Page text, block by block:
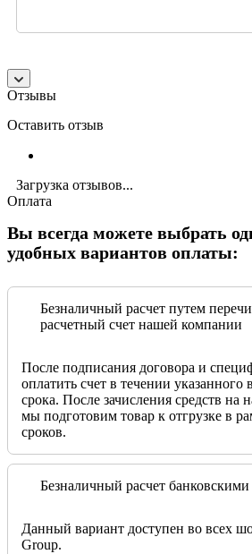
Отзывы
Оставить отзыв
Загрузка отзывов...
Оплата
Вы всегда можете выбрать
удобных вариантов оплаты:
Безналичный расчет путем
расчетный счет нашей компании
После подписания договора и
оплатить счет в течении
срока. После зачисления средств на
мы подготовим товар к отгрузке в
сроков.
Безналичный расчет банковскими
Данный вариант доступен во всех
Group.